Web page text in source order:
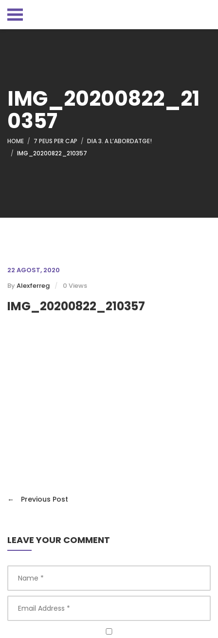
IMG_20200822_21
0357
HOME 7 PEUS PER CAP
DIA 3. A L’ABORDATGE!
IMG_20200822_210357
22 AGOST, 2020
By Alexferreg 0 Views
IMG_20200822_210357
← Previous Post
LEAVE YOUR COMMENT